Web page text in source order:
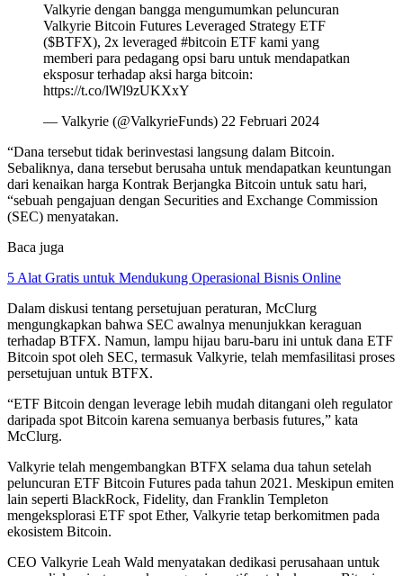
Valkyrie dengan bangga mengumumkan peluncuran
Valkyrie Bitcoin Futures Leveraged Strategy ETF
($BTFX), 2x leveraged #bitcoin ETF kami yang
memberi para pedagang opsi baru untuk mendapatkan
eksposur terhadap aksi harga bitcoin:
https://t.co/lWl9zUKXxY
— Valkyrie (@ValkyrieFunds) 22 Februari 2024
“Dana tersebut tidak berinvestasi langsung dalam Bitcoin.
Sebaliknya, dana tersebut berusaha untuk mendapatkan keuntungan
dari kenaikan harga Kontrak Berjangka Bitcoin untuk satu hari,
“sebuah pengajuan dengan Securities and Exchange Commission
(SEC) menyatakan.
Baca juga
5 Alat Gratis untuk Mendukung Operasional Bisnis Online
Dalam diskusi tentang persetujuan peraturan, McClurg
mengungkapkan bahwa SEC awalnya menunjukkan keraguan
terhadap BTFX. Namun, lampu hijau baru-baru ini untuk dana ETF
Bitcoin spot oleh SEC, termasuk Valkyrie, telah memfasilitasi proses
persetujuan untuk BTFX.
“ETF Bitcoin dengan leverage lebih mudah ditangani oleh regulator
daripada spot Bitcoin karena semuanya berbasis futures,” kata
McClurg.
Valkyrie telah mengembangkan BTFX selama dua tahun setelah
peluncuran ETF Bitcoin Futures pada tahun 2021. Meskipun emiten
lain seperti BlackRock, Fidelity, dan Franklin Templeton
mengeksplorasi ETF spot Ether, Valkyrie tetap berkomitmen pada
ekosistem Bitcoin.
CEO Valkyrie Leah Wald menyatakan dedikasi perusahaan untuk